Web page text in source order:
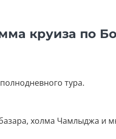
круиза по
тура.
холма Чамлыджа и